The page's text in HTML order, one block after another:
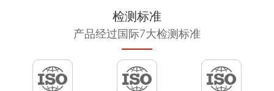
检测标准
产品经过国际7大检测标准